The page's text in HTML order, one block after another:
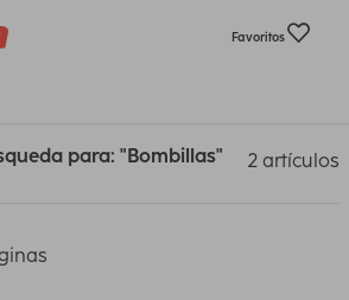
Favoritos
para: "Bombillas" 2 artículos